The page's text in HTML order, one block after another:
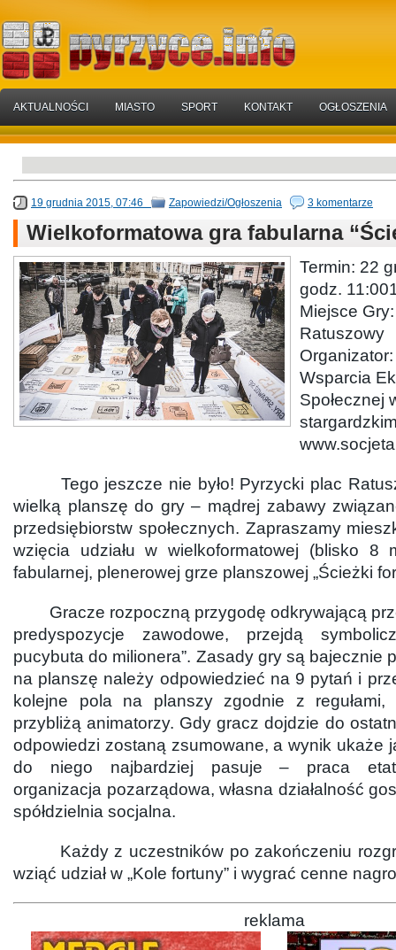
AKTUALNOŚCI MIASTO SPORT KONTAKT OGŁOSZENIA
19 grudnia 2015, 07:46 Zapowiedzi/Ogłoszenia 3 komentarze
Wielkoformatowa gra fabularna
Termin: 22
godz.
Miejsce
Ratuszowy
Wsparcia
Społecznej
Tego jeszcze nie było! Pyrzycki plac
wielką planszę do gry – mądrej zabawy
przedsiębiorstw społecznych. Zapraszamy
wzięcia udziału w wielkoformatowej (blisko 8
fabularnej, plenerowej grze planszowej „Ścieżki
Gracze rozpoczną przygodę odkrywającą
predyspozycje zawodowe, przejdą
pucybuta do milionera”. Zasady gry są bajecznie
na planszę należy odpowiedzieć na 9 pytań i
kolejne pola na planszy zgodnie z
przybliżą animatorzy. Gdy gracz dojdzie do
odpowiedzi zostaną zsumowane, a wynik ukaże
do niego najbardziej pasuje – praca
organizacja pozarządowa, własna działalność
spółdzielnia socjalna.
Każdy z uczestników po zakończeniu
wziąć udział w „Kole fortuny” i wygrać cenne
reklama